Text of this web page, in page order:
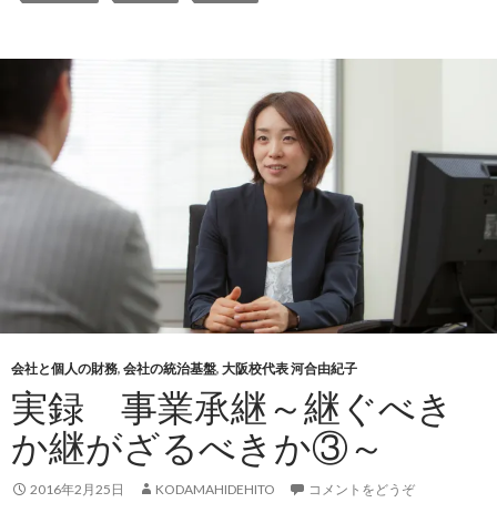
会社と個人の財務, 会社の統治基盤, 大阪校代表 河合由紀子
実録 事業承継～継ぐべき
か継がざるべきか③～
2016年2月25日 KODAMAHIDEHITO コメントをどうぞ